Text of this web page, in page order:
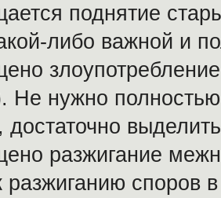
поднятие
либо важной и
Не нужно
достаточно
разжигание
разжиганию споров